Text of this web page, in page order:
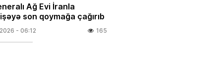
Ağ Evi İranla
son qoymağa çağırıb
- 06:12 165